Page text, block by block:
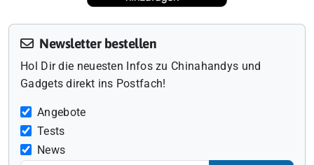
Newsletter bestellen
Hol Dir die neuesten Infos zu Chinahandys und
Gadgets direkt ins Postfach!
Angebote
Tests
News